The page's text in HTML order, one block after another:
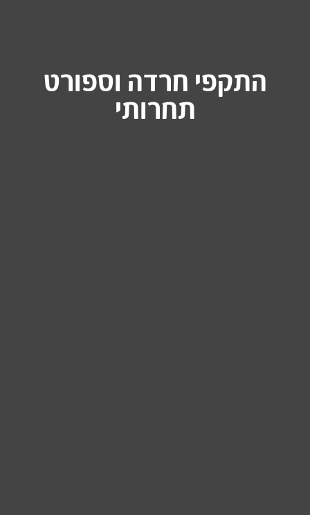
התקפי חרדה וספורט
תחרותי